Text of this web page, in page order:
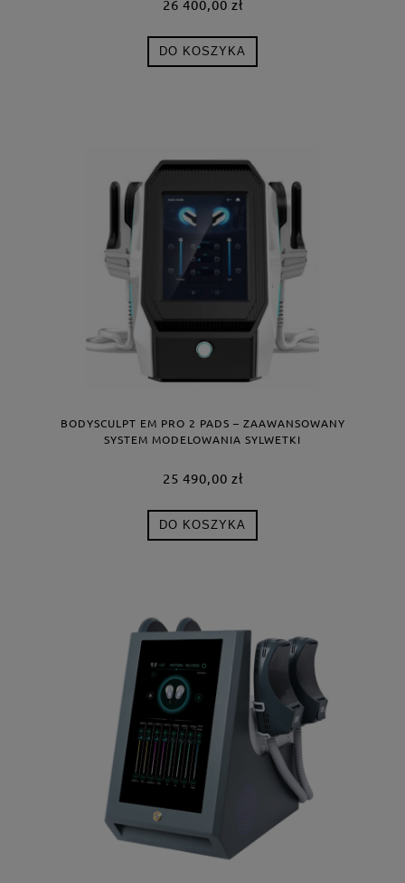
26 400,00 zł
DO KOSZYKA
BODYSCULPT EM PRO 2 PADS – ZAAWANSOWANY
SYSTEM MODELOWANIA SYLWETKI
25 490,00 zł
DO KOSZYKA